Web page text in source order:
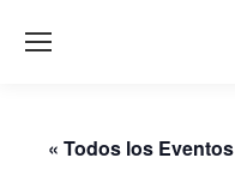
« Todos los Eventos